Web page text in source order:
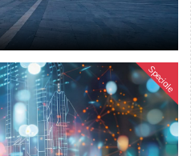
Speciale